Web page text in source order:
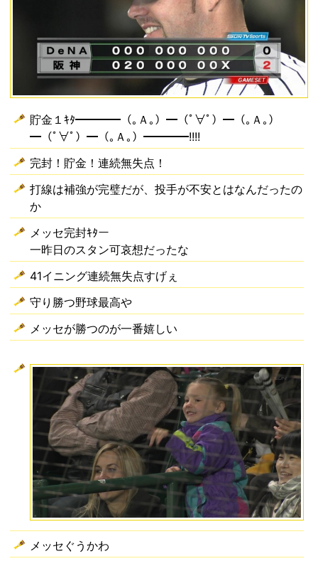
貯金１ｷﾀ━━━━（｡Ａ｡）━（ﾟ∀ﾟ）━（｡Ａ｡）
━（ﾟ∀ﾟ）━（｡Ａ｡）━━━━!!!!
完封！貯金！連続無失点！
打線は補強が完璧だが、投手が不安とはなんだったの
か
メッセ完封ｷﾀー
一昨日のスタン可哀想だったな
41イニング連続無失点すげぇ
守り勝つ野球最高や
メッセが勝つのが一番嬉しい
メッセぐうかわ